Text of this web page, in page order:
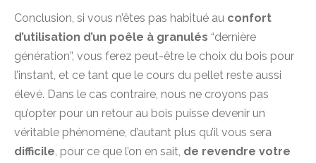
Conclusion, si vous n’êtes pas habitué au confort
d’utilisation d’un poêle à granulés “dernière
génération”, vous ferez peut-être le choix du bois pour
l’instant, et ce tant que le cours du pellet reste aussi
élevé. Dans le cas contraire, nous ne croyons pas
qu’opter pour un retour au bois puisse devenir un
véritable phénomène, d’autant plus qu’il vous sera
difficile, pour ce que l’on en sait, de revendre votre